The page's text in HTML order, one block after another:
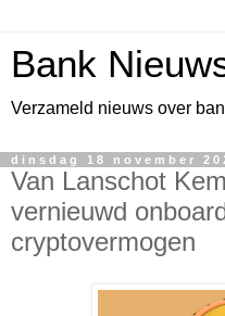
Bank
Verzameld nieuws over
dinsdag 18 november
Van Lanschot
vernieuwd
cryptovermogen